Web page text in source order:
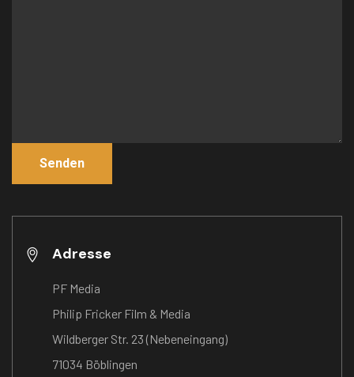
Adresse
PF Media
Philip Fricker Film & Media
Wildberger Str. 23 (Nebeneingang)
71034 Böblingen